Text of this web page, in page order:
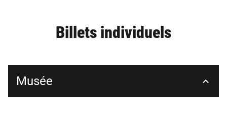
Billets individuels
Musée